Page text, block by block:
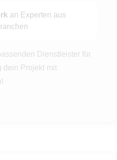
an Experten aus
Dienstleister für
dein Projekt mit